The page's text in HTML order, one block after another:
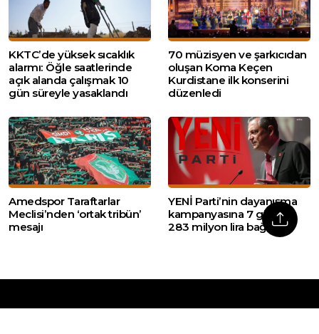
KKTC’de yüksek sıcaklık
alarmı: Öğle saatlerinde
açık alanda çalışmak 10
gün süreyle yasaklandı
70 müzisyen ve şarkıcıdan
oluşan Koma Keçen
Kurdistane ilk konserini
düzenledi
Amedspor Taraftarlar
Meclisi’nden ‘ortak tribün’
mesajı
YENİ Parti’nin dayanışma
kampanyasına 7 günde
283 milyon lira bağış